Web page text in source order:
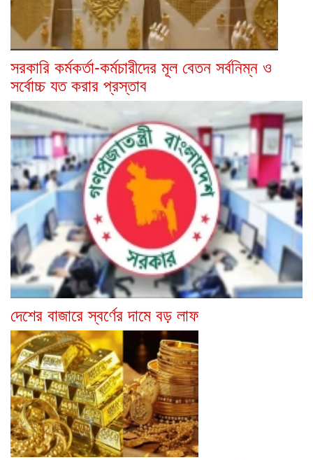
সরকারি কর্মকর্তা-কর্মচারীদের মূল বেতন সর্বনিম্ন ও
সর্বোচ্চ যত করার প্রস্তাব
দেশের বাজারে স্বর্ণের দামে বড় লাফ